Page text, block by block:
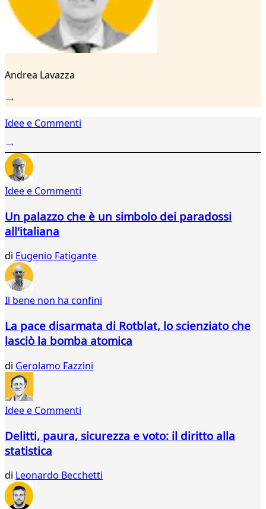
Andrea Lavazza
Idee e Commenti
Idee e Commenti
Un palazzo che è un simbolo dei paradossi
all'italiana
di Eugenio Fatigante
Il bene non ha confini
La pace disarmata di Rotblat, lo scienziato che
lasciò la bomba atomica
di Gerolamo Fazzini
Idee e Commenti
Delitti, paura, sicurezza e voto: il diritto alla
statistica
di Leonardo Becchetti